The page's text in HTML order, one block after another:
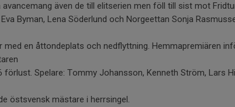
även de till elitserien men föll till sist mot
Byman, Lena Söderlund och Norgeettan Sonja
med en åttondeplats och nedflyttning. Hemmapremiären
förlust. Spelare: Tommy Johansson, Kenneth Ström, Lars
östsvensk mästare i herrsingel.